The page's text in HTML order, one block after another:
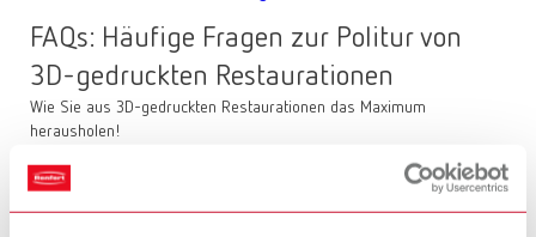
FAQs: Häufige Fragen zur Politur von
3D-gedruckten Restaurationen
Wie Sie aus 3D-gedruckten Restaurationen das Maximum
herausholen!
REINIGUNG